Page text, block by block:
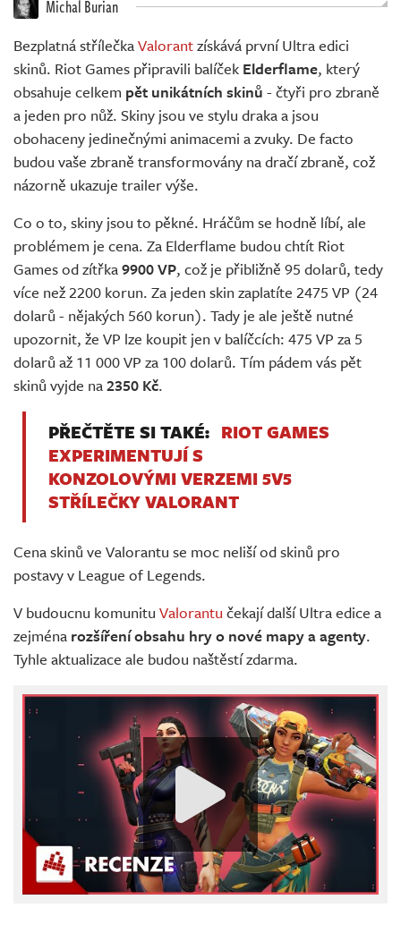
Michal Burian
Bezplatná střílečkaValorantzískává první Ultra edici
skinů. Riot Games připravili balíček Elderflame, který
obsahuje celkem pět unikátních skinů - čtyři pro zbraně
a jeden pro nůž. Skiny jsou ve stylu draka a jsou
obohaceny jedinečnými animacemi a zvuky. De facto
budou vaše zbraně transformovány na dračí zbraně, což
názorně ukazuje trailer výše.
Co o to, skiny jsou to pěkné. Hráčům se hodně líbí, ale
problémem je cena. Za Elderflame budou chtít Riot
Games od zítřka9900 VP, což je přibližně 95 dolarů, tedy
více než 2200 korun. Za jeden skin zaplatíte 2475 VP (24
dolarů - nějakých 560 korun). Tady je ale ještě nutné
upozornit, že VP lze koupit jen v balíčcích: 475 VP za 5
dolarů až 11 000 VP za 100 dolarů. Tím pádem vás pět
skinů vyjde na2350 Kč.
PŘEČTĚTE SI TAKÉ: RIOT GAMES
EXPERIMENTUJÍ S
KONZOLOVÝMI VERZEMI 5V5
STŘÍLEČKY VALORANT
Cena skinů ve Valorantu se moc neliší od skinů pro
postavy v League of Legends.
V budoucnu komunitu Valorantu čekají další Ultra edice a
zejména rozšíření obsahu hry o nové mapy a agenty.
Tyhle aktualizace ale budou naštěstí zdarma.